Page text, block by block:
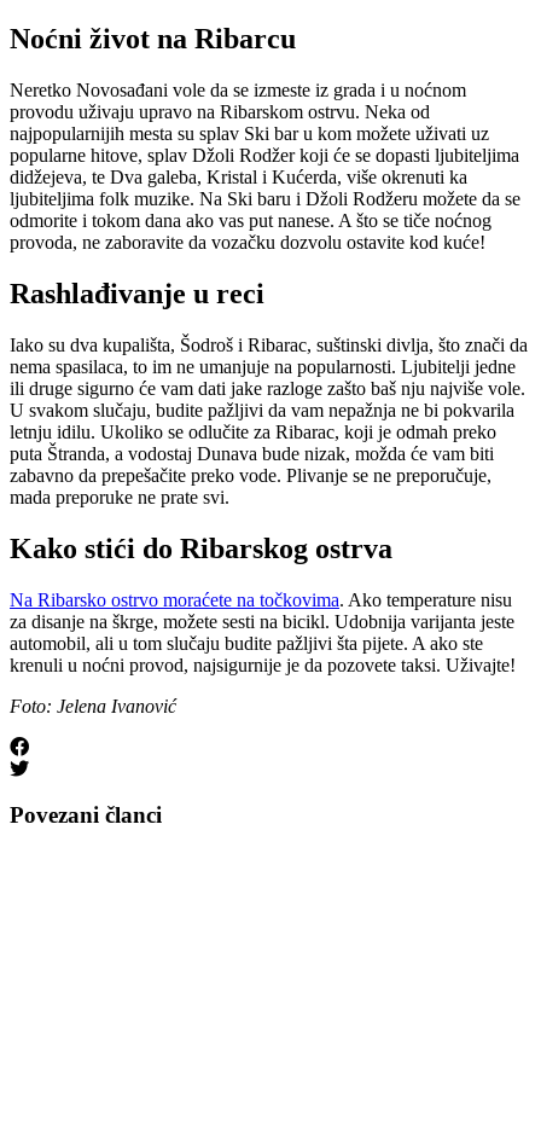
Noćni život na Ribarcu
Neretko Novosađani vole da se izmeste iz grada i u noćnom
provodu uživaju upravo na Ribarskom ostrvu. Neka od
najpopularnijih mesta su splav Ski bar u kom možete uživati uz
popularne hitove, splav Džoli Rodžer koji će se dopasti ljubiteljima
didžejeva, te Dva galeba, Kristal i Kućerda, više okrenuti ka
ljubiteljima folk muzike. Na Ski baru i Džoli Rodžeru možete da se
odmorite i tokom dana ako vas put nanese. A što se tiče noćnog
provoda, ne zaboravite da vozačku dozvolu ostavite kod kuće!
Rashlađivanje u reci
Iako su dva kupališta, Šodroš i Ribarac, suštinski divlja, što znači da
nema spasilaca, to im ne umanjuje na popularnosti. Ljubitelji jedne
ili druge sigurno će vam dati jake razloge zašto baš nju najviše vole.
U svakom slučaju, budite pažljivi da vam nepažnja ne bi pokvarila
letnju idilu. Ukoliko se odlučite za Ribarac, koji je odmah preko
puta Štranda, a vodostaj Dunava bude nizak, možda će vam biti
zabavno da prepešačite preko vode. Plivanje se ne preporučuje,
mada preporuke ne prate svi.
Kako stići do Ribarskog ostrva
Na Ribarsko ostrvo moraćete na točkovima. Ako temperature nisu
za disanje na škrge, možete sesti na bicikl. Udobnija varijanta jeste
automobil, ali u tom slučaju budite pažljivi šta pijete. A ako ste
krenuli u noćni provod, najsigurnije je da pozovete taksi. Uživajte!
Foto: Jelena Ivanović
Povezani članci